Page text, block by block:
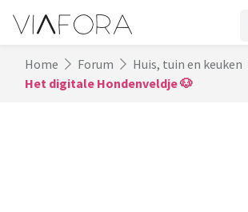
Home Forum
Huis, tuin en keuken
Het digitale Hondenveldje 🐶